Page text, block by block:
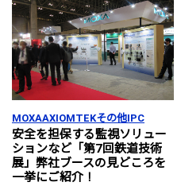
MOXAAXIOMTEKその他IPC
安全を担保する監視ソリュー
ションなど「第7回鉄道技術
展」弊社ブースの見どころを
一挙にご紹介！